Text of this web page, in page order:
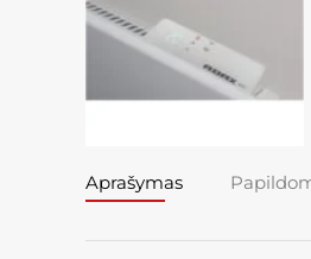
Aprašymas